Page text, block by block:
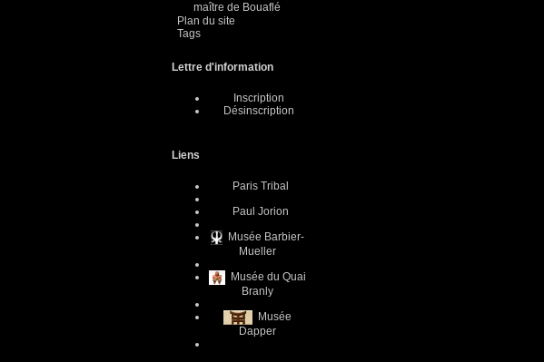
maître de Bouaflé
Plan du site
Tags
Lettre d'information
Inscription
Désinscription
Liens
Paris Tribal
Paul Jorion
Musée Barbier-
Mueller
Musée du Quai
Branly
Musée
Dapper